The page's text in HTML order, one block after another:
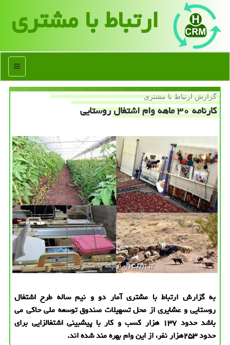
ارتباط با مشتری
منو
گزارش ارتباط با مشتری
كارنامه ۳۰ ماهه وام اشتغال روستایی
به گزارش ارتباط با مشتری آمار دو و نیم ساله طرح اشتغال
روستایی و عشایری از محل تسهیلات صندوق توسعه ملی حاكی می
باشد حدود ۱۳۷ هزار كسب و كار با پیشبینی اشتغالزایی برای
حدود ۲۵۳هزار نفر، از این وام بهره مند شده اند.